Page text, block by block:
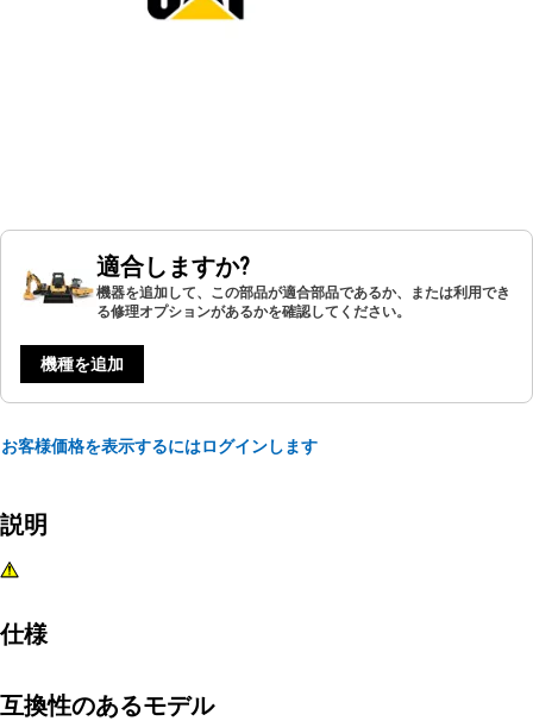
適合しますか?
機器を追加して、この部品が適合部品であるか、または利用でき
る修理オプションがあるかを確認してください。
機種を追加
お客様価格を表示するにはログインします
説明
仕様
互換性のあるモデル